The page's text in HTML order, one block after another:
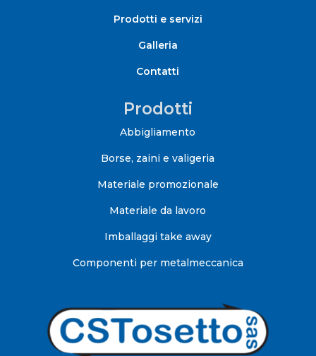
Prodotti e servizi
Galleria
Contatti
Prodotti
Abbigliamento
Borse, zaini e valigeria
Materiale promozionale
Materiale da lavoro
Imballaggi take away
Componenti per metalmeccanica